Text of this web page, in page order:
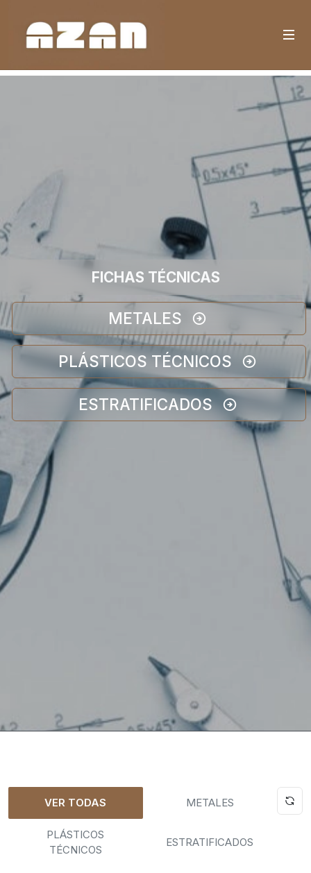
FICHAS TÉCNICAS
METALES
PLÁSTICOS TÉCNICOS
ESTRATIFICADOS
VER TODAS METALES
PLÁSTICOS
TÉCNICOS
ESTRATIFICADOS